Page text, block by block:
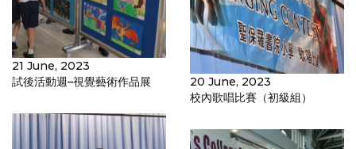
21 June, 2023
試後活動週–視覺藝術作品展
20 June, 2023
校內歌唱比賽（初級組）